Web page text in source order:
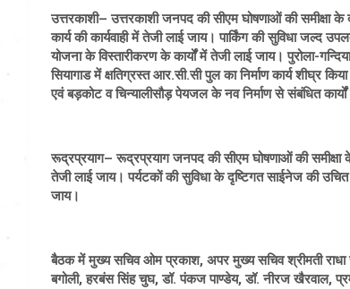
उत्तरकाशी– उत्तरकाशी जनपद की सीएम घोषणाओं की समीक्षा के
कार्य की कार्यवाही में तेजी लाई जाय। पार्किंग की सुविधा
योजना के विस्तारीकरण के कार्यों में तेजी लाई जाय। पुरोला-
सियागाड में क्षतिग्रस्त आर.सी.सी पुल का निर्माण कार्य शीघ्र
एवं बड़कोट व चिन्यालीसौड़ पेयजल के नव निर्माण से संबंधित
रूद्रप्रयाग– रूद्रप्रयाग जनपद की सीएम घोषणाओं की समीक्षा
तेजी लाई जाय। पर्यटकों की सुविधा के दृष्टिगत साईनेज की
जाय।
बैठक में मुख्य सचिव ओम प्रकाश, अपर मुख्य सचिव श्रीमती
बगोली, हरबंस सिंह चुघ, डॉ. पंकज पाण्डेय, डॉ. नीरज खैरवाल,